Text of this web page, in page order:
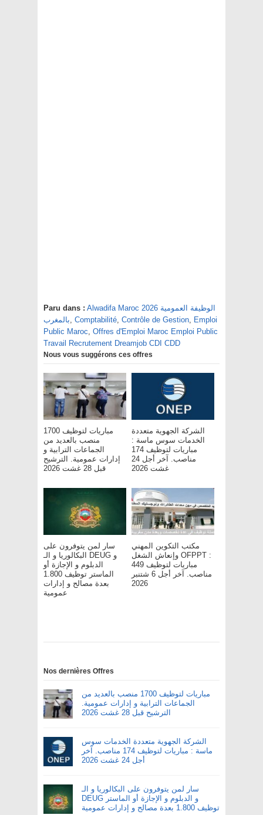
Paru dans : Alwadifa Maroc 2026 الوظيفة العمومية
بالمغرب, Comptabilité, Contrôle de Gestion, Emploi
Public Maroc, Offres d'Emploi Maroc Emploi Public
Travail Recrutement Dreamjob CDI CDD
Nous vous suggérons ces offres
مباريات لتوظيف 1700
منصب بالعديد من
الجماعات الترابية و
إدارات عمومية. الترشيح
قبل 28 غشت 2026
الشركة الجهوية متعددة
الخدمات سوس ماسة :
مباريات لتوظيف 174
مناصب. آخر أجل 24
غشت 2026
سار لمن يتوفرون على
البكالوريا و الـ DEUG و
الدبلوم و الإجازة أو
الماستر توظيف 1.800
بعدة مصالح و إدارات
عمومية
مكتب التكوين المهني
وإنعاش الشغل OFPPT :
مباريات لتوظيف 449
مناصب. آخر أجل 6 شتنبر
2026
Nos dernières Offres
مباريات لتوظيف 1700 منصب بالعديد من
الجماعات الترابية و إدارات عمومية.
الترشيح قبل 28 غشت 2026
الشركة الجهوية متعددة الخدمات سوس
ماسة : مباريات لتوظيف 174 مناصب. آخر
أجل 24 غشت 2026
سار لمن يتوفرون على البكالوريا و الـ
DEUG و الدبلوم و الإجازة أو الماستر
توظيف 1.800 بعدة مصالح و إدارات عمومية